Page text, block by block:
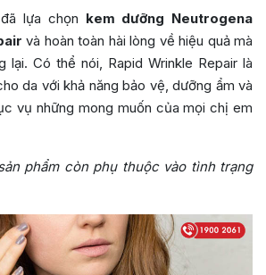
lựa chọn kem dưỡng Neutrogena
và hoàn toàn hài lòng về hiệu quả mà
lại. Có thể nói, Rapid Wrinkle Repair là
da với khả năng bảo vệ, dưỡng ẩm và
vụ những mong muốn của mọi chị em
phẩm còn phụ thuộc vào tình trạng